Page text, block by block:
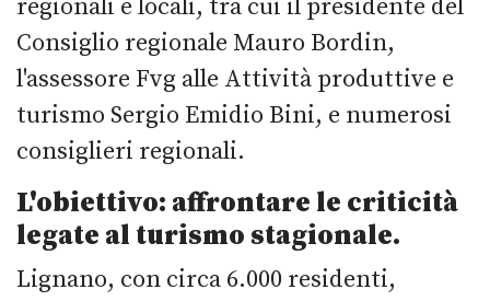
regionali e locali, tra cui il presidente del
Consiglio regionale Mauro Bordin,
l'assessore Fvg alle Attività produttive e
turismo Sergio Emidio Bini, e numerosi
consiglieri regionali.
L'obiettivo: affrontare le criticità
legate al turismo stagionale.
Lignano, con circa 6.000 residenti,